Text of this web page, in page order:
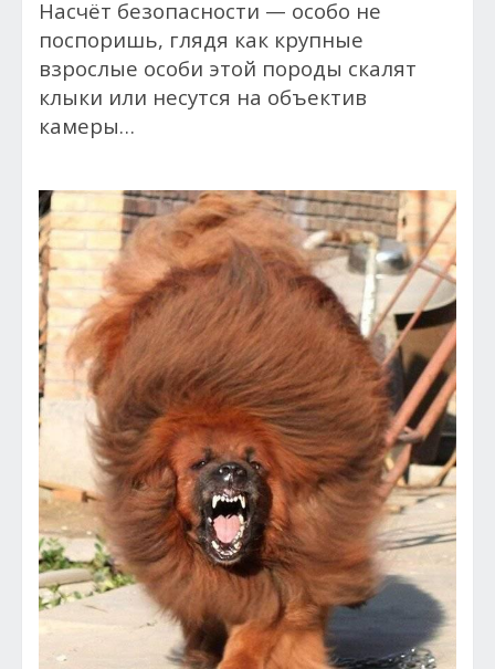
Насчёт безопасности — особо не
поспоришь, глядя как крупные
взрослые особи этой породы скалят
клыки или несутся на объектив
камеры…